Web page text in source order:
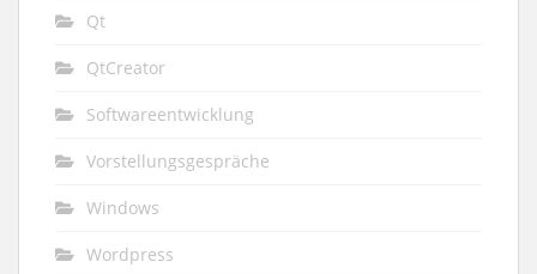
Qt
QtCreator
Softwareentwicklung
Vorstellungsgespräche
Windows
Wordpress